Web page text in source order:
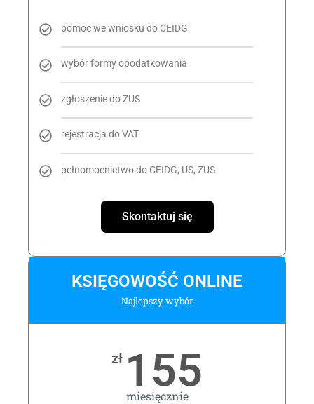
pomoc we wniosku do CEIDG
wybór formy opodatkowania
zgłoszenie do ZUS
rejestracja do VAT
pełnomocnictwo do CEIDG, US, ZUS
Skontaktuj się
KSIĘGOWOŚĆ ONLINE
Najlepszy wybór
zł 155
miesięcznie